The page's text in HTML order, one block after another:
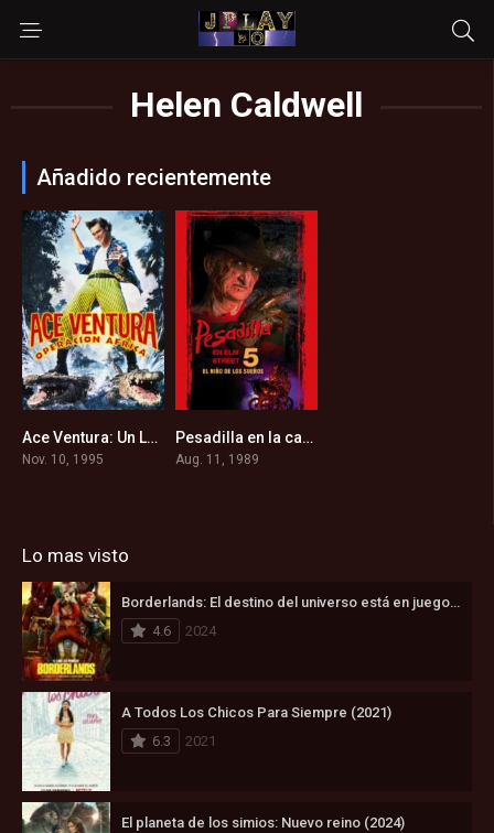
Helen Caldwell
Añadido recientemente
6.4
Ace Ventura: Un Loco En África (1995)
Nov. 10, 1995
5Pesadilla en la calle del infierno 5: Ha nacido el hijo de Freddy (1989)
Aug. 11, 1989
Lo mas visto
4.6
2024
A Todos Los Chicos Para Siempre (2021)
6.3
2021
El planeta de los simios: Nuevo reino (2024)